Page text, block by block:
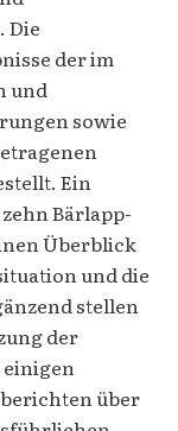
Die
der im
und
sowie
Ein
Bärlapp-
Überblick
und die
stellen
der
über